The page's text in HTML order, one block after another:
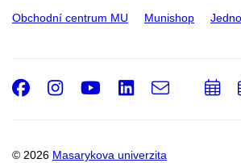
Obchodní centrum MU Munishop
© 2026 Masarykova univerzita
Facebook
Instagram
Youtube
LinkedIn
e-